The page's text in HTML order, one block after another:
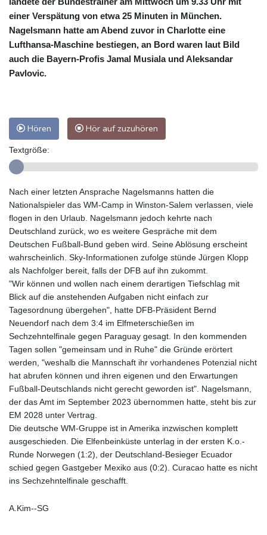
einer Verspätung von etwa 25 Minuten in München.
Nagelsmann hatte am Abend zuvor in Charlotte eine
Lufthansa-Maschine bestiegen, an Bord waren laut Bild
auch die Bayern-Profis Jamal Musiala und Aleksandar
Pavlovic.
Hören Hör auf zuzuhören
Textgröße:
Nach einer letzten Ansprache Nagelsmanns hatten die
Nationalspieler das WM-Camp in Winston-Salem verlassen, viele
flogen in den Urlaub. Nagelsmann jedoch kehrte nach
Deutschland zurück, wo es weitere Gespräche mit dem
Deutschen Fußball-Bund geben wird. Seine Ablösung erscheint
wahrscheinlich. Sky-Informationen zufolge stünde Jürgen Klopp
als Nachfolger bereit, falls der DFB auf ihn zukommt.
"Wir können und wollen nach einem derartigen Tiefschlag mit
Blick auf die anstehenden Aufgaben nicht einfach zur
Tagesordnung übergehen", hatte DFB-Präsident Bernd
Neuendorf nach dem 3:4 im Elfmeterschießen im
Sechzehntelfinale gegen Paraguay gesagt. In den kommenden
Tagen sollen "gemeinsam und in Ruhe" die Gründe erörtert
werden, "weshalb die Mannschaft ihr vorhandenes Potenzial nicht
hat abrufen können und ihren eigenen und den Erwartungen
Fußball-Deutschlands nicht gerecht geworden ist". Nagelsmann,
der das Amt im September 2023 übernommen hatte, steht bis zur
EM 2028 unter Vertrag.
Die deutsche WM-Gruppe ist in Amerika inzwischen komplett
ausgeschieden. Die Elfenbeinküste unterlag in der ersten K.o.-
Runde Norwegen (1:2), der Deutschland-Besieger Ecuador
schied gegen Gastgeber Mexiko aus (0:2). Curacao hatte es nicht
ins Sechzehntelfinale geschafft.
A.Kim--SG